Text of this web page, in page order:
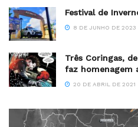
Festival de
8 DE JUNHO DE 2023
Três Coringas,
faz homenagem
20 DE ABRIL DE 2021